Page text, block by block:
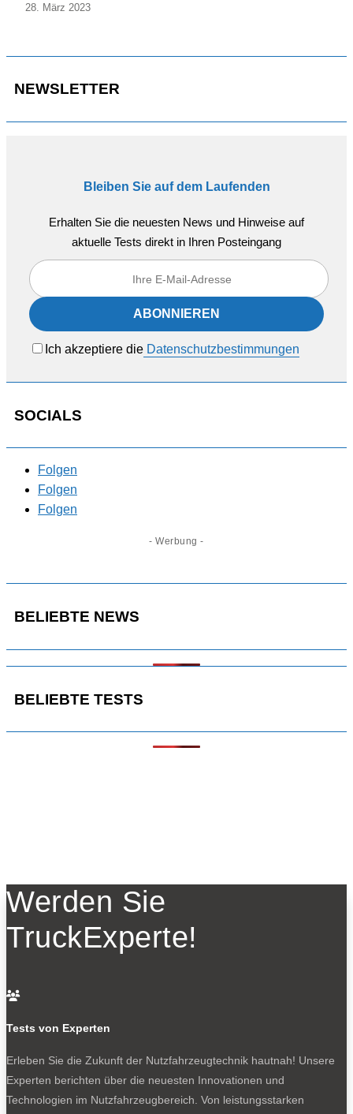
28. März 2023
NEWSLETTER
Bleiben Sie auf dem Laufenden
Erhalten Sie die neuesten News und Hinweise auf
aktuelle Tests direkt in Ihren Posteingang
Ich akzeptiere die Datenschutzbestimmungen
SOCIALS
Folgen
Folgen
Folgen
- Werbung -
BELIEBTE NEWS
BELIEBTE TESTS
Werden Sie
TruckExperte!

Tests von Experten
Erleben Sie die Zukunft der Nutzfahrzeugtechnik hautnah! Unsere
Experten berichten über die neuesten Innovationen und
Technologien im Nutzfahrzeugbereich. Von leistungsstarken